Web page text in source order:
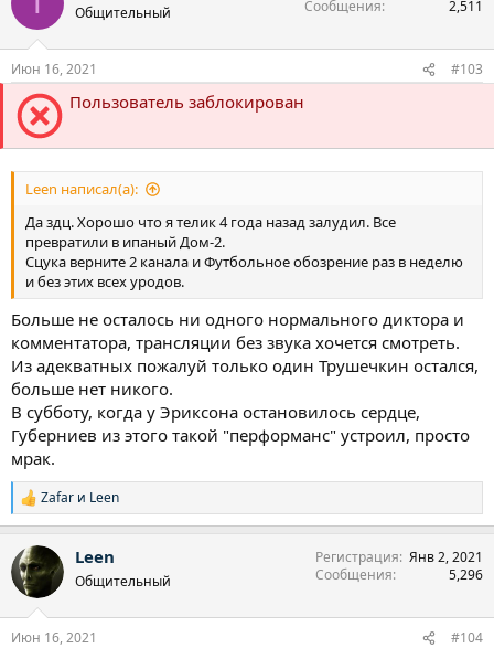
и
Общительный
Сообщения
2,511
Июн 16, 2021 #103
Пользователь заблокирован
Leen написал(а):
Да здц. Хорошо что я телик 4 года назад залудил. Все
превратили в ипаный Дом-2.
Сцука верните 2 канала и Футбольное обозрение раз в неделю
и без этих всех уродов.
Больше не осталось ни одного нормального диктора и
комментатора, трансляции без звука хочется смотреть.
Из адекватных пожалуй только один Трушечкин остался,
больше нет никого.
В субботу, когда у Эриксона остановилось сердце,
Губерниев из этого такой "перформанс" устроил, просто
мрак.
Р
е
к
ц
и
Zafar и Leen
Leen
Общительный
Регистрация Янв 2, 2021
Сообщения
5,296
Июн 16, 2021 #104